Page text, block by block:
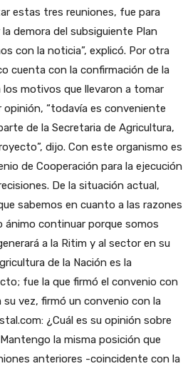
estas tres reuniones, fue para
demora del subsiguiente Plan
con la noticia”, explicó. Por otra
cuenta con la confirmación de la
motivos que llevaron a tomar
“todavía es conveniente
de la Secretaria de Agricultura,
dijo. Con este organismo es
de Cooperación para la ejecución
De la situación actual,
sabemos en cuanto a las razones
continuar porque somos
a la Ritim y al sector en su
de la Nación es la
fue la que firmó el convenio con
su vez, firmó un convenio con la
¿Cuál es su opinión sobre
la misma posición que
anteriores -coincidente con la